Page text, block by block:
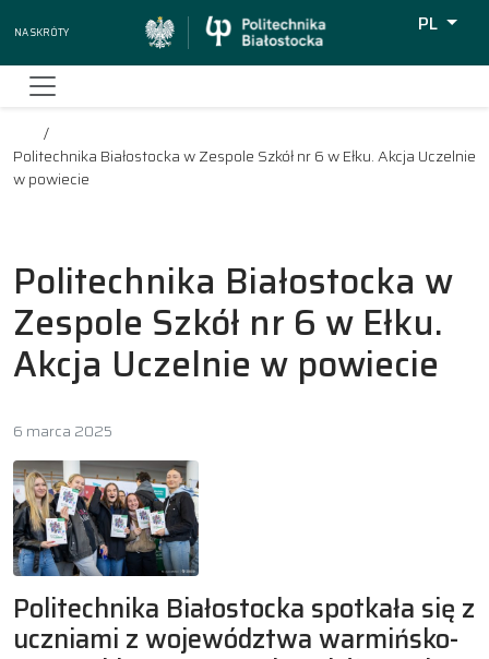
Na skróty
PL
Politechnika Białostocka w Zespole Szkół nr 6 w Ełku. Akcja Uczelnie
w powiecie
Politechnika Białostocka w
Zespole Szkół nr 6 w Ełku.
Akcja Uczelnie w powiecie
6 marca 2025
Politechnika Białostocka spotkała się z
uczniami z województwa warmińsko-